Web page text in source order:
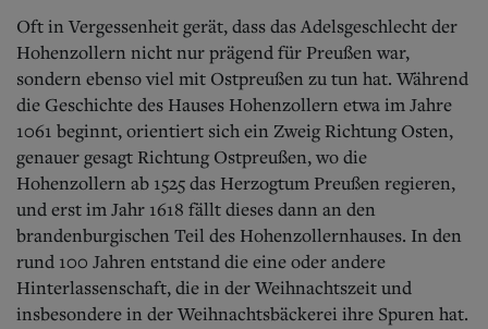
Start
Wer wir sind
Aktuelle Ausgabe
Abonnenten-Login
Abonnent werden
Abo Prämien
Archiv
Mediadaten
Bücher
Kontakt
Impressum
Datenschutz
Oft in Vergessenheit gerät, dass das Adelsgeschlecht der
Hohenzollern nicht nur prägend für Preußen war,
sondern ebenso viel mit Ostpreußen zu tun hat. Während
die Geschichte des Hauses Hohenzollern etwa im Jahre
1061 beginnt, orientiert sich ein Zweig Richtung Osten,
genauer gesagt Richtung Ostpreußen, wo die
Hohenzollern ab 1525 das Herzogtum Preußen regieren,
und erst im Jahr 1618 fällt dieses dann an den
brandenburgischen Teil des Hohenzollernhauses. In den
rund 100 Jahren entstand die eine oder andere
Hinterlassenschaft, die in der Weihnachtszeit und
insbesondere in der Weihnachtsbäckerei ihre Spuren hat.